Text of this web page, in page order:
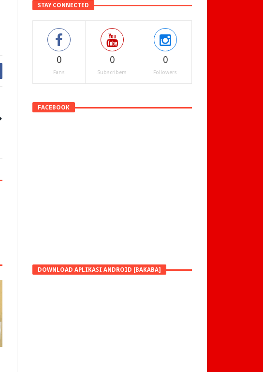
STAY CONNECTED
0
Fans
0
Subscribers
0
Followers
FACEBOOK
DOWNLOAD APLIKASI ANDROID [BAKABA]